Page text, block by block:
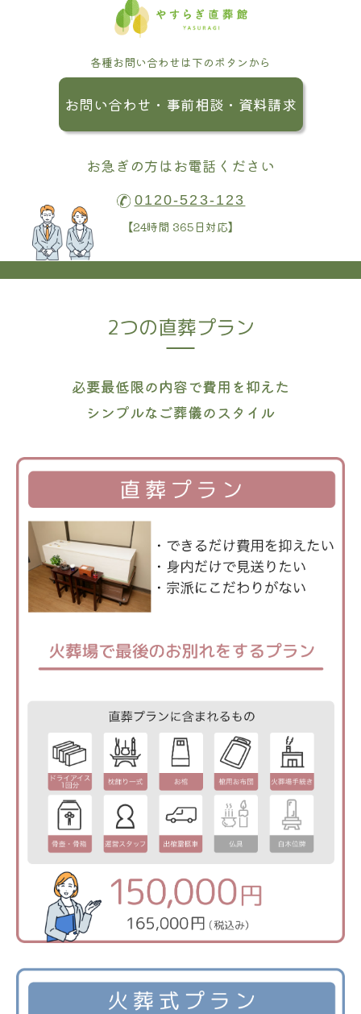
各種お問い合わせは下のボタンから
お問い合わせ・事前相談・資料請求
お急ぎの方はお電話ください
0120-523-123
【24時間 365日対応】
2つの直葬プラン
必要最低限の内容で費用を抑えた
シンプルなご葬儀のスタイル